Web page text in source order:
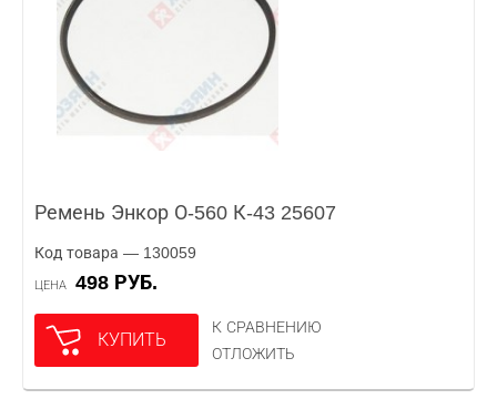
Ремень Энкор О-560 К-43 25607
Код товара — 130059
ЦЕНА 498 РУБ.
КУПИТЬ
К СРАВНЕНИЮ
ОТЛОЖИТЬ